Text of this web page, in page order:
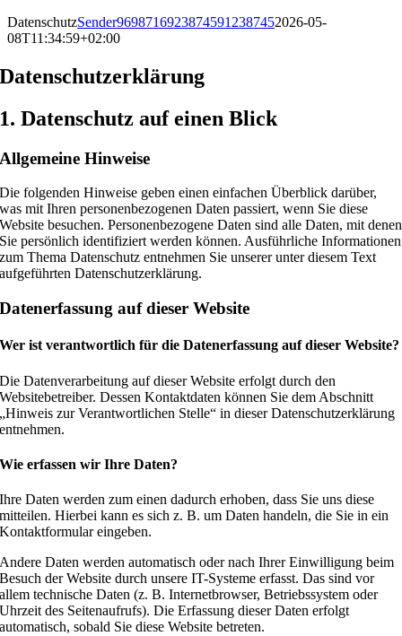
DatenschutzSender96987169238745912387452026-05-
08T11:34:59+02:00
Datenschutz­erklärung
1. Datenschutz auf einen Blick
Allgemeine Hinweise
Die folgenden Hinweise geben einen einfachen Überblick darüber,
was mit Ihren personenbezogenen Daten passiert, wenn Sie diese
Website besuchen. Personenbezogene Daten sind alle Daten, mit denen
Sie persönlich identifiziert werden können. Ausführliche Informationen
zum Thema Datenschutz entnehmen Sie unserer unter diesem Text
aufgeführten Datenschutzerklärung.
Datenerfassung auf dieser Website
Wer ist verantwortlich für die Datenerfassung auf dieser Website?
Die Datenverarbeitung auf dieser Website erfolgt durch den
Websitebetreiber. Dessen Kontaktdaten können Sie dem Abschnitt
„Hinweis zur Verantwortlichen Stelle“ in dieser Datenschutzerklärung
entnehmen.
Wie erfassen wir Ihre Daten?
Ihre Daten werden zum einen dadurch erhoben, dass Sie uns diese
mitteilen. Hierbei kann es sich z. B. um Daten handeln, die Sie in ein
Kontaktformular eingeben.
Andere Daten werden automatisch oder nach Ihrer Einwilligung beim
Besuch der Website durch unsere IT-Systeme erfasst. Das sind vor
allem technische Daten (z. B. Internetbrowser, Betriebssystem oder
Uhrzeit des Seitenaufrufs). Die Erfassung dieser Daten erfolgt
automatisch, sobald Sie diese Website betreten.